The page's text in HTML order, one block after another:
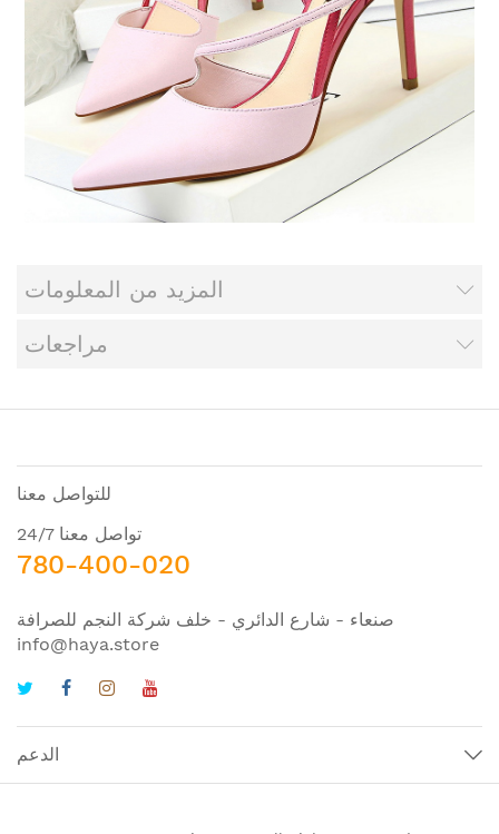
المزيد من المعلومات
مراجعات
للتواصل معنا
تواصل معنا 24/7
780-400-020
صنعاء - شارع الدائري - خلف شركة النجم للصرافة
info@haya.store
الدعم